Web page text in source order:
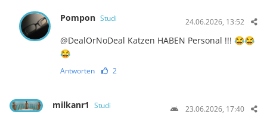
Pompon Studi 24.06.2026, 13:52
@DealOrNoDeal Katzen HABEN Personal !!! 😂😂
😂
Antworten 2
milkanr1 Studi 23.06.2026, 17:40